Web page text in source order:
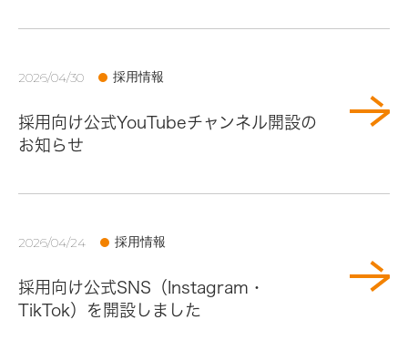
2026/04/30 採用情報
採用向け公式YouTubeチャンネル開設の
お知らせ
2026/04/24 採用情報
採用向け公式SNS（Instagram・
TikTok）を開設しました